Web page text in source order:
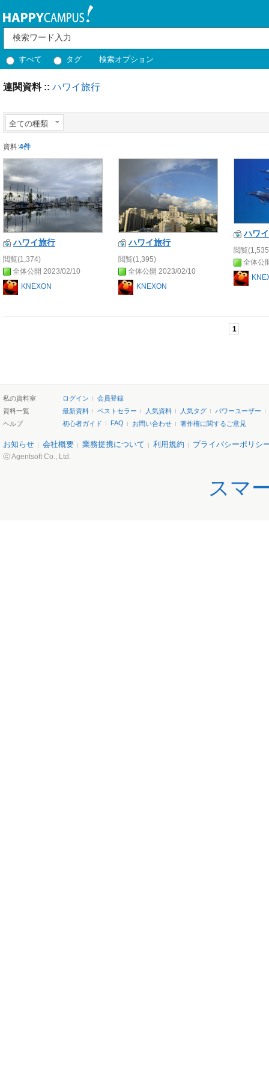
すべて タグ 検索オプション
連関資料 :: ハワイ旅行
全ての種類
資料:4件
ハワイ旅行
閲覧(1,374)
全体公開 2023/02/10
KNEXON
ハワイ旅行
閲覧(1,395)
全体公開 2023/02/10
KNEXON
ハワイ
閲覧
全体公
1
私の資料室 ログイン
会員登録
資料一覧
最新資料 ベストセラー 人気資料 人気タグ
パワーユーザー
ヘルプ
初心者ガイド FAQ お問い合わせ 著作権に関するご意見
お知らせ 会社概要 業務提携について 利用規約 プライバシーポリシ
ⓒ Agentsoft Co., Ltd.
スマ